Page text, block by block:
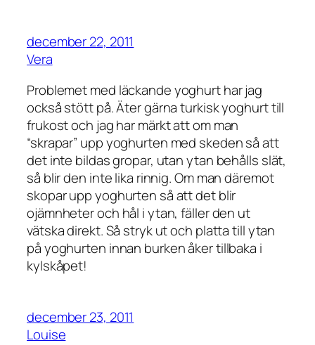
december 22, 2011
Vera
Problemet med läckande yoghurt har jag
också stött på. Äter gärna turkisk yoghurt till
frukost och jag har märkt att om man
“skrapar” upp yoghurten med skeden så att
det inte bildas gropar, utan ytan behålls slät,
så blir den inte lika rinnig. Om man däremot
skopar upp yoghurten så att det blir
ojämnheter och hål i ytan, fäller den ut
vätska direkt. Så stryk ut och platta till ytan
på yoghurten innan burken åker tillbaka i
kylskåpet!
december 23, 2011
Louise